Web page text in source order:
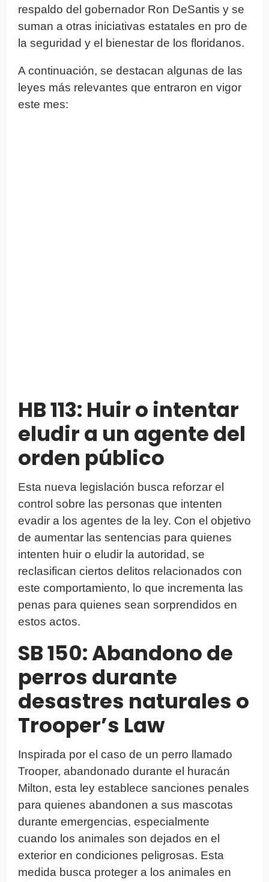
respaldo del gobernador Ron DeSantis y se
suman a otras iniciativas estatales en pro de
la seguridad y el bienestar de los floridanos.
A continuación, se destacan algunas de las
leyes más relevantes que entraron en vigor
este mes:
HB 113: Huir o intentar
eludir a un agente del
orden público
Esta nueva legislación busca reforzar el
control sobre las personas que intenten
evadir a los agentes de la ley. Con el objetivo
de aumentar las sentencias para quienes
intenten huir o eludir la autoridad, se
reclasifican ciertos delitos relacionados con
este comportamiento, lo que incrementa las
penas para quienes sean sorprendidos en
estos actos.
SB 150: Abandono de
perros durante
desastres naturales o
Trooper’s Law
Inspirada por el caso de un perro llamado
Trooper, abandonado durante el huracán
Milton, esta ley establece sanciones penales
para quienes abandonen a sus mascotas
durante emergencias, especialmente
cuando los animales son dejados en el
exterior en condiciones peligrosas. Esta
medida busca proteger a los animales en